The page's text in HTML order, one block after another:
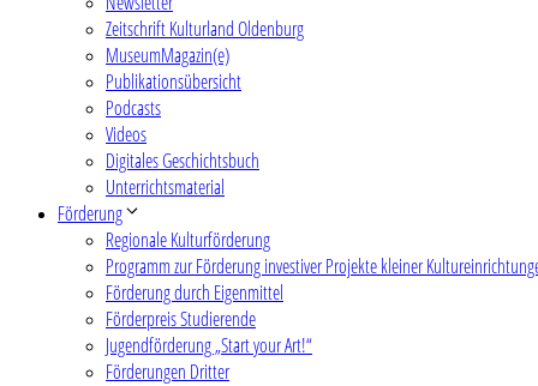
Zeitschrift Kulturland Oldenburg
MuseumMagazin(e)
Publikationsübersicht
Podcasts
Videos
Digitales Geschichtsbuch
Unterrichtsmaterial
Förderung
Regionale Kulturförderung
Programm zur Förderung investiver Projekte kleiner
Förderung durch Eigenmittel
Förderpreis Studierende
Jugendförderung „Start your Art!“
Förderungen Dritter